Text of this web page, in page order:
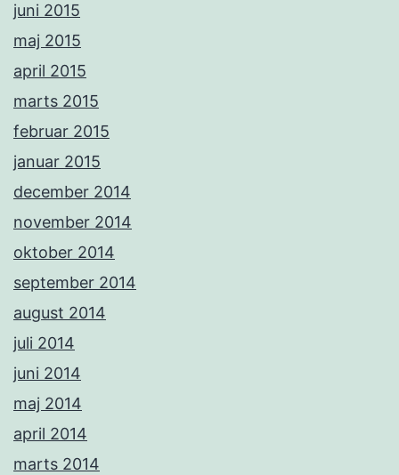
juni 2015
maj 2015
april 2015
marts 2015
februar 2015
januar 2015
december 2014
november 2014
oktober 2014
september 2014
august 2014
juli 2014
juni 2014
maj 2014
april 2014
marts 2014